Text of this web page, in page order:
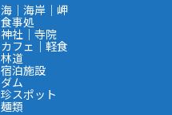
海｜海岸｜岬
食事処
神社｜寺院
カフェ｜軽食
林道
宿泊施設
ダム
珍スポット
麺類